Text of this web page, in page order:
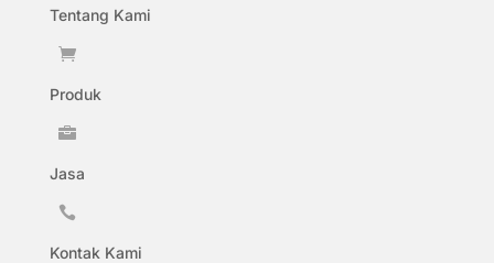
Tentang Kami

Produk

Jasa

Kontak Kami